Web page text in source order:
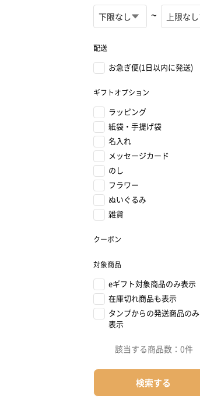
~
配送
お急ぎ便(1日以内に発送)
ギフトオプション
ラッピング
紙袋・手提げ袋
名入れ
メッセージカード
のし
フラワー
ぬいぐるみ
雑貨
クーポン
対象商品
eギフト対象商品のみ表示
在庫切れ商品も表示
タンプからの発送商品のみ
表示
該当する商品数： 0件
検索する